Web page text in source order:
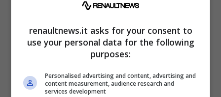
arrugginita
Un esemplare di 400i ha preso fuoco. Si è
danneggiato il parafango anteriore sinistro e
componenti minori. Il proprietario ha già
renaultnews.it asks for your consent to
use your personal data for the following
purposes:
Personalised advertising and content, advertising and
content measurement, audience research and
services development